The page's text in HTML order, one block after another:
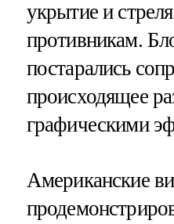
укрытие и
противникам.
постарались
происходящее
графическими
Американские